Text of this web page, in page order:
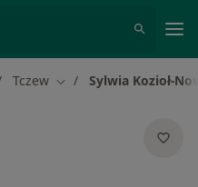
Tczew Zmień miasto
Sylwia Kozioł-